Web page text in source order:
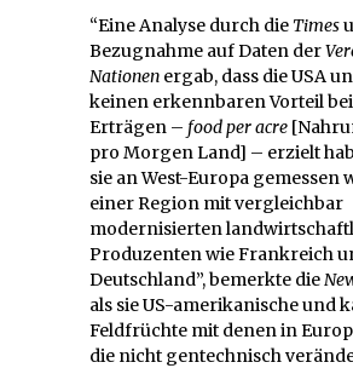
“Eine Analyse durch die Times
Bezugnahme auf Daten der
Nationen ergab, dass die USA
keinen erkennbaren Vorteil
Erträgen – food per acre
pro Morgen Land] – erzielt
sie an West-Europa gemessen
einer Region mit vergleichbar
modernisierten
Produzenten wie Frankreich
Deutschland”, bemerkte die
als sie US-amerikanische und
Feldfrüchte mit denen in
die nicht gentechnisch